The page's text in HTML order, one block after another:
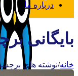
درباره ما
بایگانی
خانه/نوشته های